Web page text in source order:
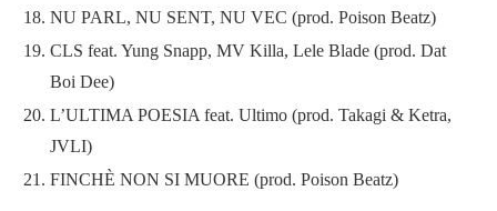
NU PARL, NU SENT, NU VEC (prod. Poison Beatz)
CLS feat. Yung Snapp, MV Killa, Lele Blade (prod. Dat
Boi Dee)
L’ULTIMA POESIA feat. Ultimo (prod. Takagi & Ketra,
JVLI)
FINCHÈ NON SI MUORE (prod. Poison Beatz)